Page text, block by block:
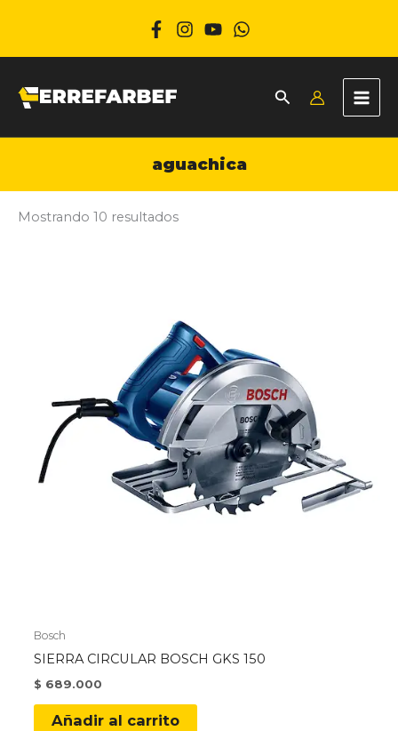
aguachica
Mostrando 10 resultados
Bosch
SIERRA CIRCULAR BOSCH GKS 150
$ 689.000
Añadir al carrito